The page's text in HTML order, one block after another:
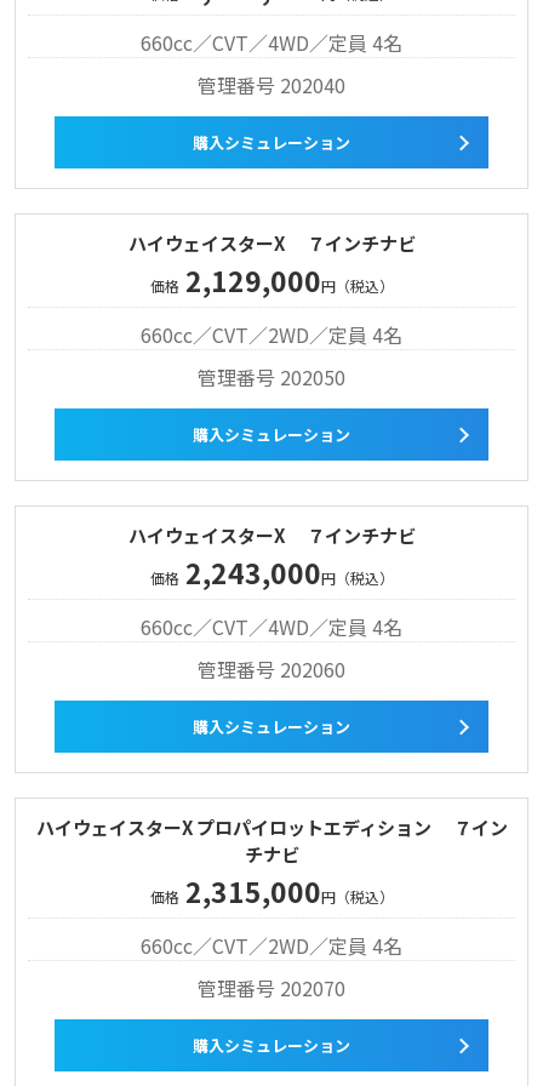
660cc／CVT／4WD／定員 4名
管理番号 202040
購入シミュレーション
ハイウェイスターX ７インチナビ
価格 2,129,000円（税込）
660cc／CVT／2WD／定員 4名
管理番号 202050
購入シミュレーション
ハイウェイスターX ７インチナビ
価格 2,243,000円（税込）
660cc／CVT／4WD／定員 4名
管理番号 202060
購入シミュレーション
ハイウェイスターX プロパイロットエディション ７イン
チナビ
価格 2,315,000円（税込）
660cc／CVT／2WD／定員 4名
管理番号 202070
購入シミュレーション